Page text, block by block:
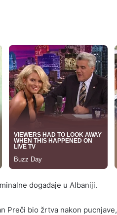
događaje u Albaniji.
Preči bio žrtva nakon